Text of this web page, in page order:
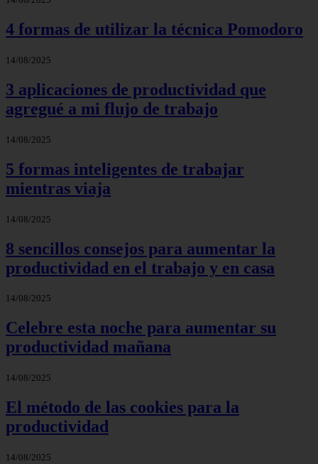
4 formas de utilizar la técnica Pomodoro
14/08/2025
3 aplicaciones de productividad que
agregué a mi flujo de trabajo
14/08/2025
5 formas inteligentes de trabajar
mientras viaja
14/08/2025
8 sencillos consejos para aumentar la
productividad en el trabajo y en casa
14/08/2025
Celebre esta noche para aumentar su
productividad mañana
14/08/2025
El método de las cookies para la
productividad
14/08/2025